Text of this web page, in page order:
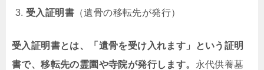
受入証明書 （遺骨の移転先が発行）
受入証明書とは、「遺骨を受け入れます」という証明
書で、移転先の霊園や寺院が発行します。 永代供養墓